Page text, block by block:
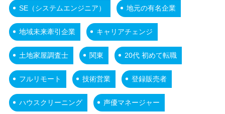
SE（システムエンジニア） 地元の有名企業
地域未来牽引企業 キャリアチェンジ
土地家屋調査士 関東 20代 初めて転職
フルリモート 技術営業 登録販売者
ハウスクリーニング 声優マネージャー